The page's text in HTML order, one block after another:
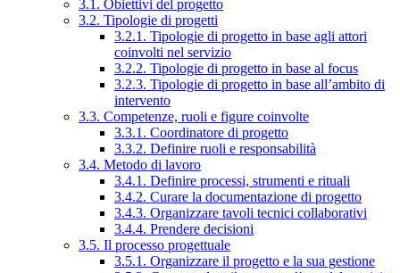
3.1. Obiettivi del progetto
3.2. Tipologie di progetti
3.2.1. Tipologie di progetto in base agli attori
coinvolti nel servizio
3.2.2. Tipologie di progetto in base al focus
3.2.3. Tipologie di progetto in base all’ambito di
intervento
3.3. Competenze, ruoli e figure coinvolte
3.3.1. Coordinatore di progetto
3.3.2. Definire ruoli e responsabilità
3.4. Metodo di lavoro
3.4.1. Definire processi, strumenti e rituali
3.4.2. Curare la documentazione di progetto
3.4.3. Organizzare tavoli tecnici collaborativi
3.4.4. Prendere decisioni
3.5. Il processo progettuale
3.5.1. Organizzare il progetto e la sua gestione